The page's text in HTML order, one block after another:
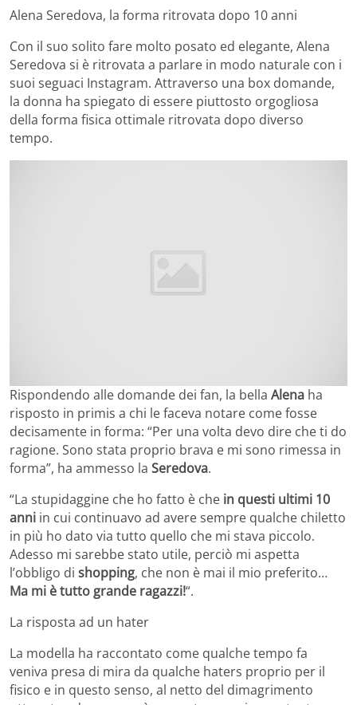
Alena Seredova, la forma ritrovata dopo 10 anni
Con il suo solito fare molto posato ed elegante, Alena
Seredova si è ritrovata a parlare in modo naturale con i
suoi seguaci Instagram. Attraverso una box domande,
la donna ha spiegato di essere piuttosto orgogliosa
della forma fisica ottimale ritrovata dopo diverso
tempo.
Rispondendo alle domande dei fan, la bella Alena ha
risposto in primis a chi le faceva notare come fosse
decisamente in forma: “Per una volta devo dire che ti do
ragione. Sono stata proprio brava e mi sono rimessa in
forma”, ha ammesso la Seredova.
“La stupidaggine che ho fatto è che in questi ultimi 10
anni in cui continuavo ad avere sempre qualche chiletto
in più ho dato via tutto quello che mi stava piccolo.
Adesso mi sarebbe stato utile, perciò mi aspetta
l’obbligo di shopping, che non è mai il mio preferito…
Ma mi è tutto grande ragazzi!“.
La risposta ad un hater
La modella ha raccontato come qualche tempo fa
veniva presa di mira da qualche haters proprio per il
fisico e in questo senso, al netto del dimagrimento